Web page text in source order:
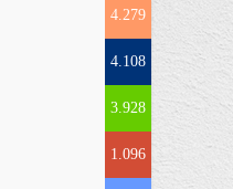
4.279
4.108
3.928
1.096